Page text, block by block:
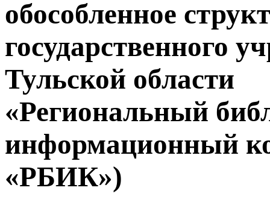
обособленное
государственного
Тульской области
«Региональный
информационный
«РБИК»)